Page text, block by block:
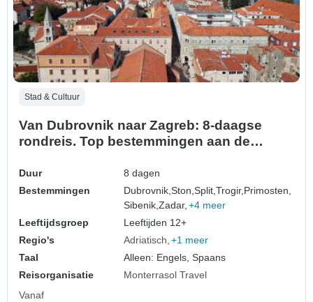
Stad & Cultuur
Van Dubrovnik naar Zagreb: 8-daagse
rondreis. Top bestemmingen aan de
Trogir, Sibenik, Zadar en meer! UNESCO
plaatsen. Oude ommuurde steden. Volop
geschiedenis, Venetiaanse architectuur en
schilderachtige uitzi…
Duur
8 dagen
Bestemmingen
Dubrovnik,Ston,Split,Trogir, Primosten,
Sibenik,Zadar, +4 meer
Leeftijdsgroep
Leeftijden 12+
Regio's
Adriatisch +1 meer
Taal
Alleen: Engels, Spaans
Reisorganisatie
Monterrasol Travel
Vanaf